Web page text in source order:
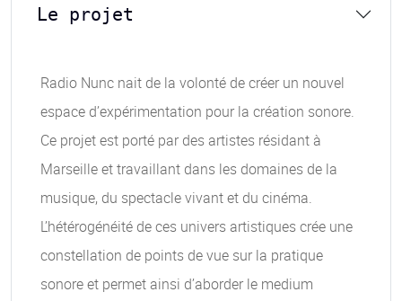
Le projet
Radio Nunc nait de la volonté de créer un nouvel
espace d’expérimentation pour la création sonore.
Ce projet est porté par des artistes résidant à
Marseille et travaillant dans les domaines de la
musique, du spectacle vivant et du cinéma.
L’hétérogénéité de ces univers artistiques crée une
constellation de points de vue sur la pratique
sonore et permet ainsi d’aborder le medium